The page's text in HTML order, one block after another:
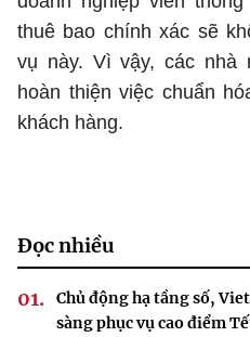
thuê bao chính xác sẽ
vụ này. Vì vậy, các nhà
hoàn thiện việc chuẩn
khách hàng.
Đọc nhiều
Chủ động hạ tầng số,
sàng phục vụ cao điểm